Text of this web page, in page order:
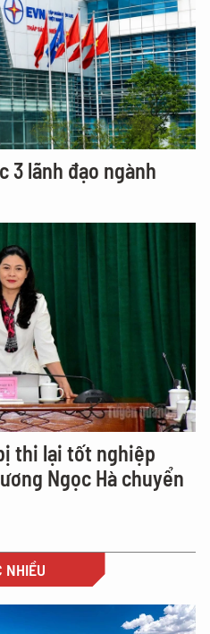
3 lãnh đạo ngành
thi lại tốt nghiệp
Ngọc Hà chuyển
NHIỀU